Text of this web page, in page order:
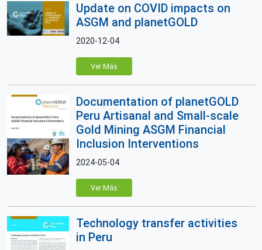
Update on COVID impacts on
ASGM and planetGOLD
2020-12-04
Ver Más
Documentation of planetGOLD
Peru Artisanal and Small-scale
Gold Mining ASGM Financial
Inclusion Interventions
2024-05-04
Ver Más
Technology transfer activities
in Peru